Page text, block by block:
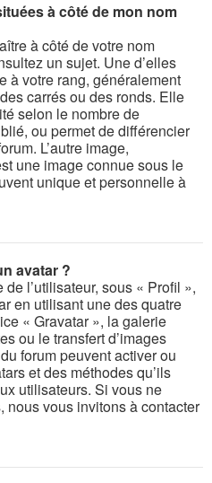
à côté de mon nom
à côté de votre nom
un sujet. Une d’elles
à votre rang, généralement
carrés ou des ronds. Elle
selon le nombre de
ou permet de différencier
L’autre image,
une image connue sous le
unique et personnelle à
avatar ?
l’utilisateur, sous « Profil »,
en utilisant une des quatre
« Gravatar », la galerie
ou le transfert d’images
forum peuvent activer ou
et des méthodes qu’ils
utilisateurs. Si vous ne
nous vous invitons à contacter